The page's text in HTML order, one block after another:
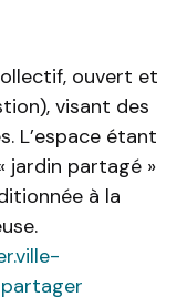
ouvert et
visant des
L’espace étant
jardin partagé »
à la